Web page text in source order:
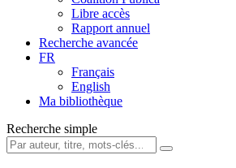
Libre accès
Rapport annuel
Recherche avancée
FR
Français
English
Ma bibliothèque
Recherche simple